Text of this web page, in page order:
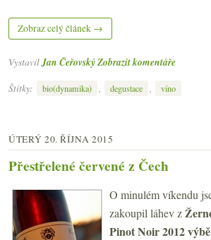
Zobraz celý článek →
VystavilJan ČeřovskýZobrazit komentáře
Štítky:
bio(dynamika) , degustace , víno
ÚTERÝ 20. ŘÍJNA 2015
Přestřelené červené z Čech
O minulém víkendu
zakoupil láhev z
Pinot Noir 2012